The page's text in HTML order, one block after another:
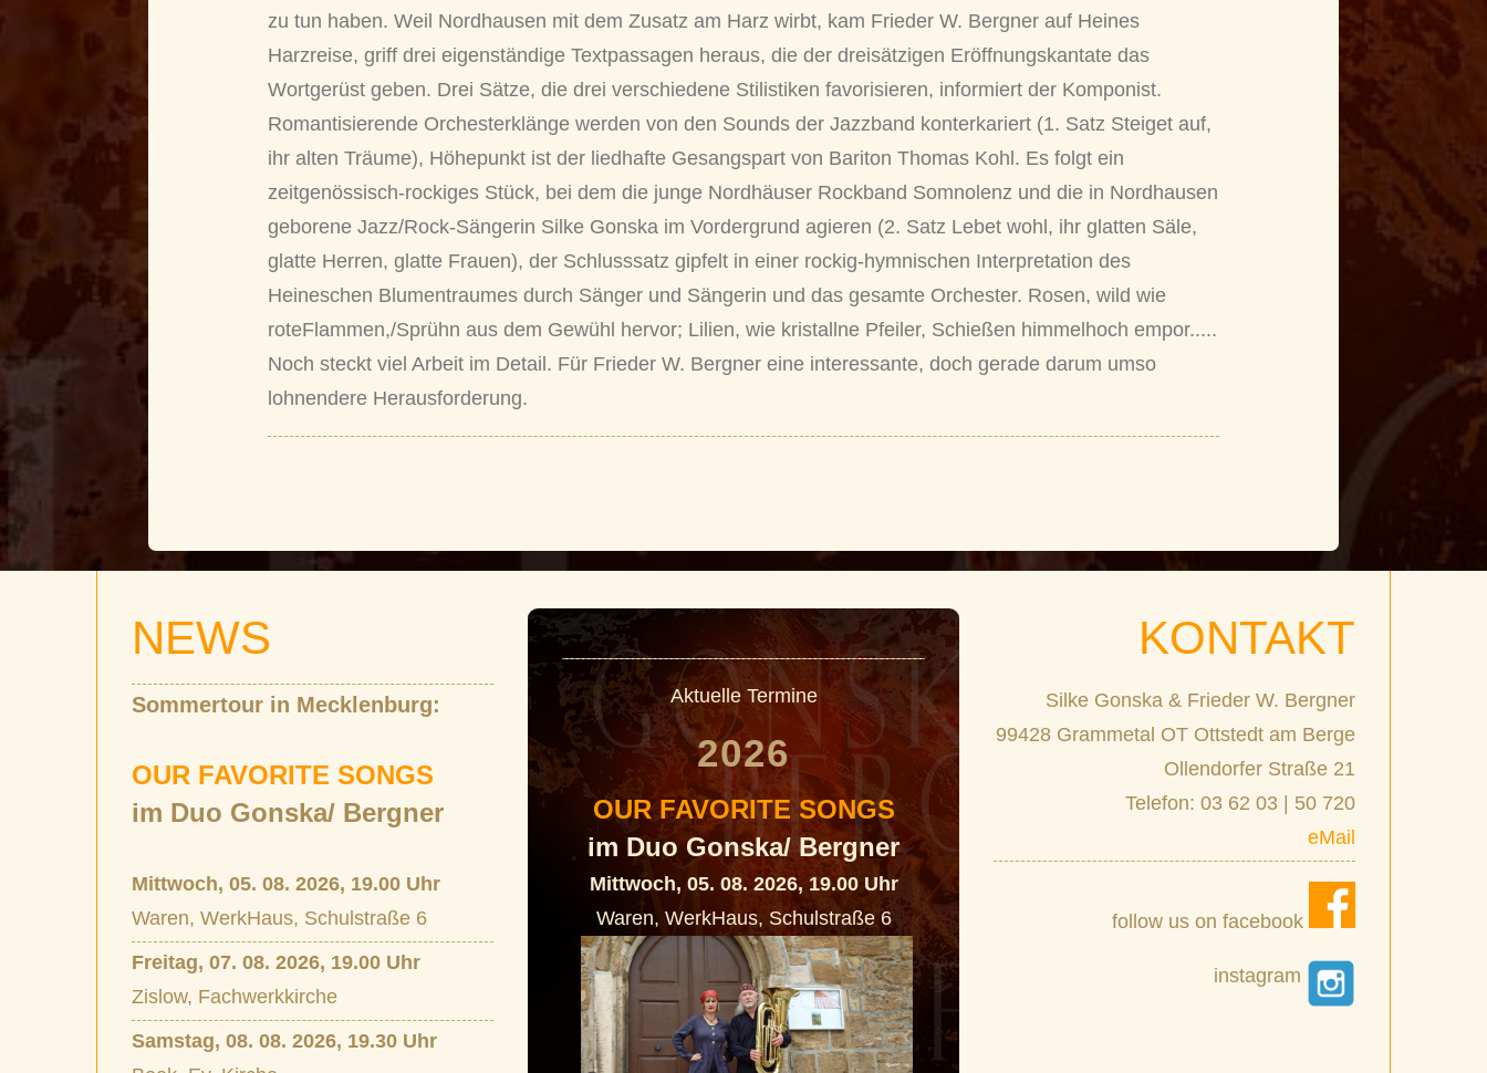
zu tun haben. Weil Nordhausen mit dem Zusatz am Harz wirbt, kam Frieder W. Bergner auf Heines
Harzreise, griff drei eigenständige Textpassagen heraus, die der dreisätzigen Eröffnungskantate das
Wortgerüst geben. Drei Sätze, die drei verschiedene Stilistiken favorisieren, informiert der Komponist.
Romantisierende Orchesterklänge werden von den Sounds der Jazzband konterkariert (1. Satz Steiget auf,
ihr alten Träume), Höhepunkt ist der liedhafte Gesangspart von Bariton Thomas Kohl. Es folgt ein
zeitgenössisch-rockiges Stück, bei dem die junge Nordhäuser Rockband Somnolenz und die in Nordhausen
geborene Jazz/Rock-Sängerin Silke Gonska im Vordergrund agieren (2. Satz Lebet wohl, ihr glatten Säle,
glatte Herren, glatte Frauen), der Schlusssatz gipfelt in einer rockig-hymnischen Interpretation des
Heineschen Blumentraumes durch Sänger und Sängerin und das gesamte Orchester. Rosen, wild wie
roteFlammen,/Sprühn aus dem Gewühl hervor; Lilien, wie kristallne Pfeiler, Schießen himmelhoch empor.....
Noch steckt viel Arbeit im Detail. Für Frieder W. Bergner eine interessante, doch gerade darum umso
lohnendere Herausforderung.
NEWS
Sommertour in Mecklenburg:
OUR FAVORITE SONGS
im Duo Gonska/ Bergner
Mittwoch, 05. 08. 2026, 19.00 Uhr
Waren, WerkHaus, Schulstraße 6
Freitag, 07. 08. 2026, 19.00 Uhr
Zislow, Fachwerkkirche
Samstag, 08. 08. 2026, 19.30 Uhr
Aktuelle Termine
2026
OUR FAVORITE SONGS
im Duo Gonska/ Bergner
Mittwoch, 05. 08. 2026, 19.00 Uhr
Waren, WerkHaus, Schulstraße 6
KONTAKT
Silke Gonska & Frieder W. Bergner
99428 Grammetal OT Ottstedt am Berge
Ollendorfer Straße 21
Telefon: 03 62 03 | 50 720
eMail
follow us on facebook
instagram